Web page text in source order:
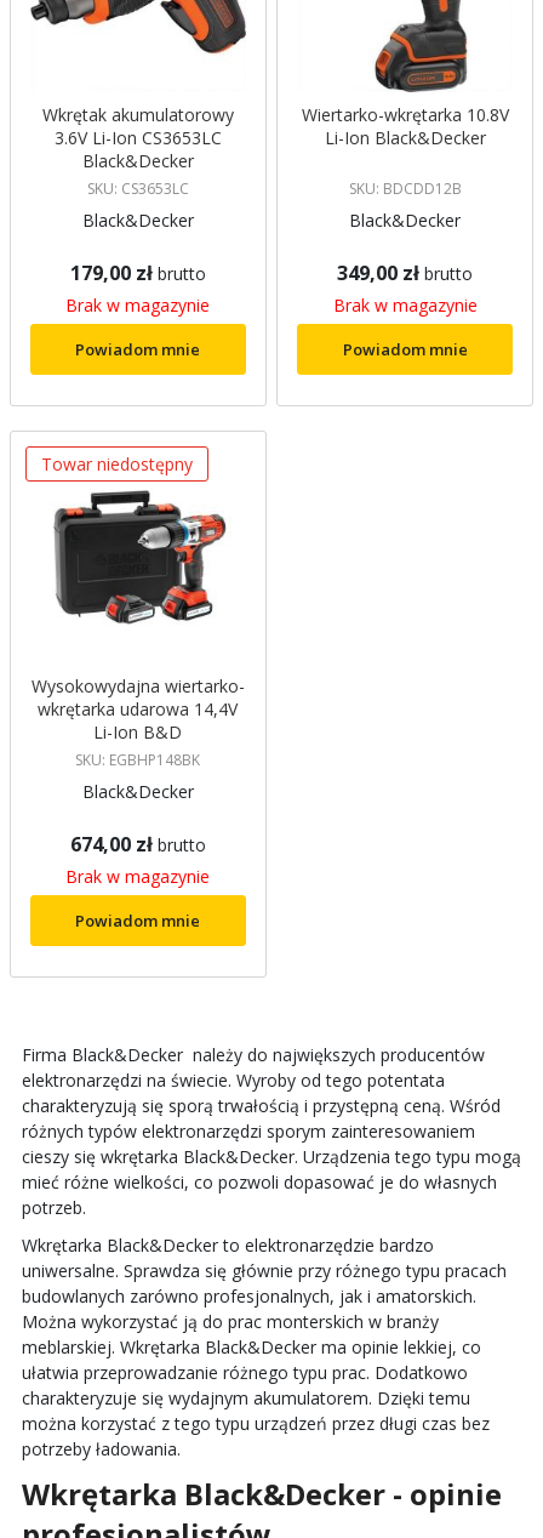
Wkrętak akumulatorowy
3.6V Li-Ion CS3653LC
Black&Decker
SKU: CS3653LC
Black&Decker
179,00 zł brutto
Brak w magazynie
Powiadom mnie
Wiertarko-wkrętarka 10.8V
Li-Ion Black&Decker
SKU: BDCDD12B
Black&Decker
349,00 zł brutto
Brak w magazynie
Powiadom mnie
Towar niedostępny
Wysokowydajna wiertarko-
wkrętarka udarowa 14,4V
Li-Ion B&D
SKU: EGBHP148BK
Black&Decker
674,00 zł brutto
Brak w magazynie
Powiadom mnie
Firma Black&Decker należy do największych producentów
elektronarzędzi na świecie. Wyroby od tego potentata
charakteryzują się sporą trwałością i przystępną ceną. Wśród
różnych typów elektronarzędzi sporym zainteresowaniem
cieszy się wkrętarka Black&Decker. Urządzenia tego typu mogą
mieć różne wielkości, co pozwoli dopasować je do własnych
potrzeb.
Wkrętarka Black&Decker to elektronarzędzie bardzo
uniwersalne. Sprawdza się głównie przy różnego typu pracach
budowlanych zarówno profesjonalnych, jak i amatorskich.
Można wykorzystać ją do prac monterskich w branży
meblarskiej. Wkrętarka Black&Decker ma opinie lekkiej, co
ułatwia przeprowadzanie różnego typu prac. Dodatkowo
charakteryzuje się wydajnym akumulatorem. Dzięki temu
można korzystać z tego typu urządzeń przez długi czas bez
potrzeby ładowania.
Wkrętarka Black&Decker - opinie